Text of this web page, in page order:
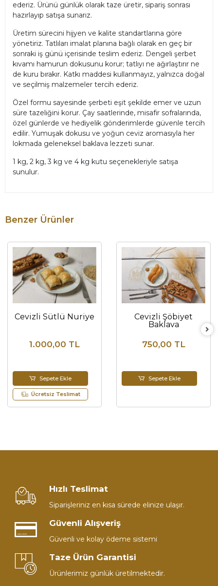
ederiz. Ürünü günlük olarak taze üretir, sipariş sonrası
hazırlayıp satışa sunarız.
Üretim sürecini hijyen ve kalite standartlarına göre
yönetiriz. Tatlıları imalat planına bağlı olarak en geç bir
sonraki iş günü içerisinde teslim ederiz. Dengeli şerbet
kıvamı hamurun dokusunu korur; tatlıyı ne ağırlaştırır ne
de kuru bırakır. Katkı maddesi kullanmayız, yalnızca doğal
ve seçilmiş malzemeler tercih ederiz.
Özel formu sayesinde şerbeti eşit şekilde emer ve uzun
süre tazeliğini korur. Çay saatlerinde, misafir sofralarında,
özel günlerde ve hediyelik gönderimlerde güvenle tercih
edilir. Yumuşak dokusu ve yoğun ceviz aromasıyla her
lokmada geleneksel baklava lezzeti sunar.
1 kg, 2 kg, 3 kg ve 4 kg kutu seçenekleriyle satışa
sunulur.
Benzer Ürünler
Cevizli Sütlü Nuriye
1.000,00 TL
Sepete Ekle
Ücretsiz Teslimat
Cevizli Şöbiyet
Baklava
750,00 TL
Sepete Ekle
Hızlı Teslimat
Siparişleriniz en kısa sürede elinize ulaşır.
Güvenli Alışveriş
Güvenli ve kolay ödeme sistemi
Taze Ürün Garantisi
Ürünlerimiz günlük üretilmektedir.